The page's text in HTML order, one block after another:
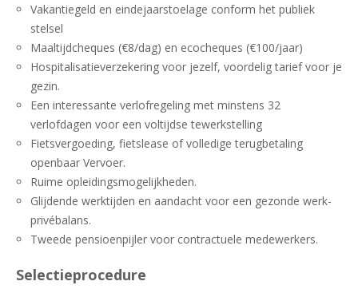
Vakantiegeld en eindejaarstoelage conform het publiek
stelsel
Maaltijdcheques (€8/dag) en ecocheques (€100/jaar)
Hospitalisatieverzekering voor jezelf, voordelig tarief voor je
gezin.
Een interessante verlofregeling met minstens 32
verlofdagen voor een voltijdse tewerkstelling
Fietsvergoeding, fietslease of volledige terugbetaling
openbaar Vervoer.
Ruime opleidingsmogelijkheden.
Glijdende werktijden en aandacht voor een gezonde werk-
privébalans.
Tweede pensioenpijler voor contractuele medewerkers.
Selectieprocedure